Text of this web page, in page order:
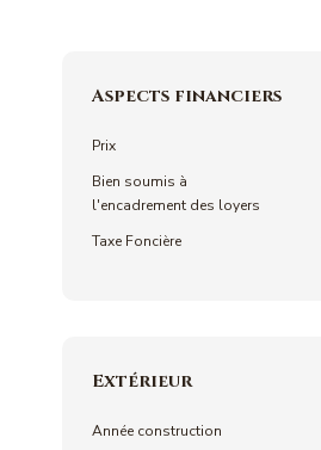
Aspects financiers
Prix
Bien soumis à
l'encadrement des loyers
Taxe Foncière
Extérieur
Année construction